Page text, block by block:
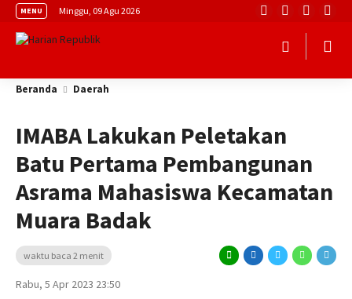
MENU Minggu, 09 Agu 2026
Beranda Daerah
IMABA Lakukan Peletakan
Batu Pertama Pembangunan
Asrama Mahasiswa Kecamatan
Muara Badak
waktu baca 2 menit
Rabu, 5 Apr 2023 23:50